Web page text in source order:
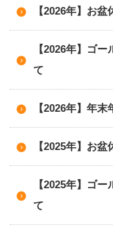
【2026年】お
【2026年】ゴ
て
【2026年】年
【2025年】お
【2025年】ゴ
て